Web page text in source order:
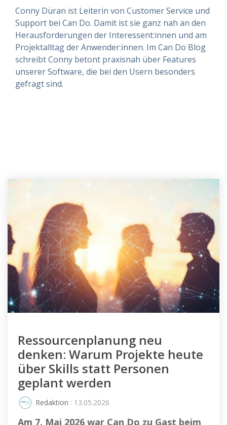
Conny Düran ist Leiterin von Customer Service und
Support bei Can Do. Damit ist sie ganz nah an den
Herausforderungen der Interessent:innen und am
Projektalltag der Anwender:innen. Im Can Do Blog
schreibt Conny betont praxisnah über Features
unserer Software, die bei den Usern besonders
gefragt sind.
Ressourcenplanung neu
denken: Warum Projekte heute
über Skills statt Personen
geplant werden
Redaktion : 13.05.2026
Am 7. Mai 2026 war Can Do zu Gast beim